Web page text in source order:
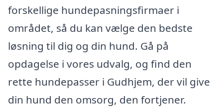
forskellige hundepasningsfirmaer i
området, så du kan vælge den bedste
løsning til dig og din hund. Gå på
opdagelse i vores udvalg, og find den
rette hundepasser i Gudhjem, der vil give
din hund den omsorg, den fortjener.